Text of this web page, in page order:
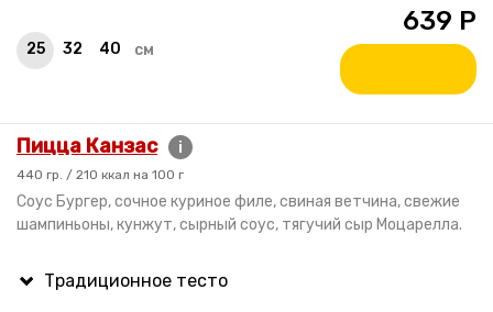
25 32 40 см
639 Р
Пицца Канзас i
440 гр. / 210 ккал на 100 г
Cоус Бургер, сочное куриное филе, свиная ветчина, свежие
шампиньоны, кунжут, сырный соус, тягучий сыр Моцарелла.